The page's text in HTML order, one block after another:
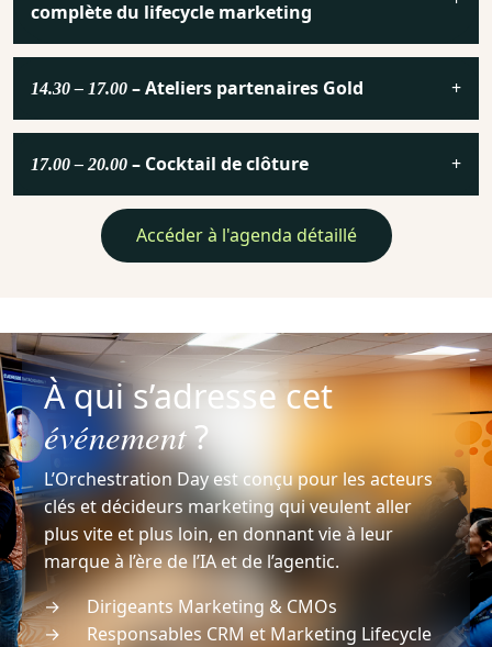
complète du lifecycle marketing
14.30 – 17.00 – Ateliers partenaires Gold
17.00 – 20.00 – Cocktail de clôture
Accéder à l'agenda détaillé
À qui s’adresse cet
événement?
L’Orchestration Day est conçu pour les acteurs
clés et décideurs marketing qui veulent aller
plus vite et plus loin, en donnant vie à leur
marque à l’ère de l’IA et de l’agentic.
→ Dirigeants Marketing & CMOs
→ Responsables CRM et Marketing Lifecycle